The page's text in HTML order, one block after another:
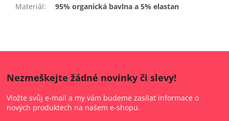
Materiál: 95% organická bavlna a 5% elastan
Nezmeškejte žádné novinky či slevy!
Vložte svůj e-mail a my vám budeme zasílat informace o
nových produktech na našem e-shopu.